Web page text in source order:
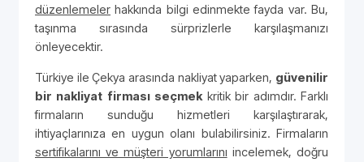
düzenlemeler hakkında bilgi edinmekte fayda var. Bu,
taşınma sırasında sürprizlerle karşılaşmanızı
önleyecektir.
Türkiye ile Çekya arasında nakliyat yaparken, güvenilir
bir nakliyat firması seçmek kritik bir adımdır. Farklı
firmaların sunduğu hizmetleri karşılaştırarak,
ihtiyaçlarınıza en uygun olanı bulabilirsiniz. Firmaların
sertifikalarını ve müşteri yorumlarını incelemek, doğru